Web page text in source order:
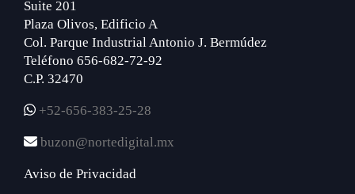
Suite 201
Plaza Olivos, Edificio A
Col. Parque Industrial Antonio J. Bermúdez
Teléfono 656-682-72-92
C.P. 32470
+52-656-383-25-28
buzon@nortedigital.mx
Aviso de Privacidad